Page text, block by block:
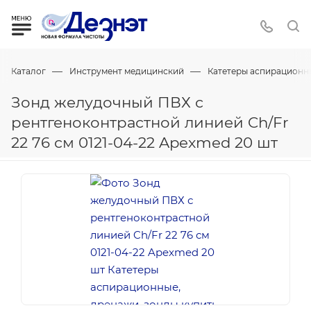
Каталог — Инструмент медицинский — Катетеры
Зонд желудочный ПВХ с
рентгеноконтрастной линией Ch/Fr
22 76 см 0121-04-22 Apexmed 20 шт